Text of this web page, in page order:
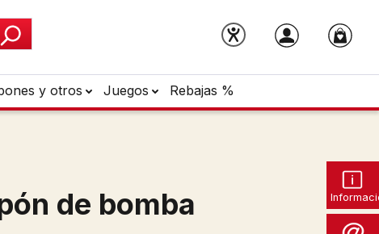
y otros Juegos Rebajas %
de bomba